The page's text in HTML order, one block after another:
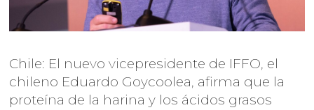
Chile: El nuevo vicepresidente de IFFO, el
chileno Eduardo Goycoolea, afirma que la
proteína de la harina y los ácidos grasos